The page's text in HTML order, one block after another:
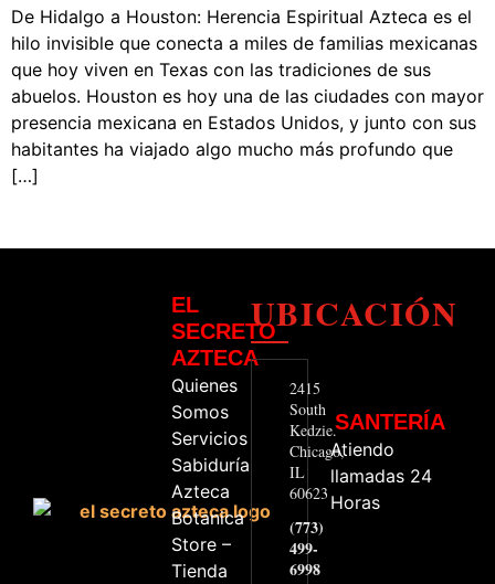
De Hidalgo a Houston: Herencia Espiritual Azteca es el
hilo invisible que conecta a miles de familias mexicanas
que hoy viven en Texas con las tradiciones de sus
abuelos. Houston es hoy una de las ciudades con mayor
presencia mexicana en Estados Unidos, y junto con sus
habitantes ha viajado algo mucho más profundo que
[…]
EL
SECRETO
AZTECA
Quienes
Somos
Servicios
Sabiduría
Azteca
Botanica
Store –
Tienda
UBICACIÓN
2415
South
Kedzie.
Chicago,
IL
60623
(773)
499-
6998
SANTERÍA
Atiendo
llamadas 24
Horas